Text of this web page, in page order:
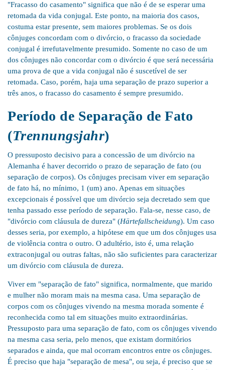
"Fracasso do casamento" significa que não é de se esperar uma
retomada da vida conjugal. Este ponto, na maioria dos casos,
costuma estar presente, sem maiores problemas. Se os dois
cônjuges concordam com o divórcio, o fracasso da sociedade
conjugal é irrefutavelmente presumido. Somente no caso de um
dos cônjuges não concordar com o divórcio é que será necessária
uma prova de que a vida conjugal não é suscetível de ser
retomada. Caso, porém, haja uma separação de prazo superior a
três anos, o fracasso do casamento é sempre presumido.
Período de Separação de Fato
(Trennungsjahr)
O pressuposto decisivo para a concessão de um divórcio na
Alemanha é haver decorrido o prazo de separação de fato (ou
separação de corpos). Os cônjuges precisam viver em separação
de fato há, no mínimo, 1 (um) ano. Apenas em situações
excepcionais é possível que um divórcio seja decretado sem que
tenha passado esse período de separação. Fala-se, nesse caso, de
"divórcio com cláusula de dureza" (Härtefallscheidung). Um caso
desses seria, por exemplo, a hipótese em que um dos cônjuges usa
de violência contra o outro. O adultério, isto é, uma relação
extraconjugal ou outras faltas, não são suficientes para caracterizar
um divórcio com cláusula de dureza.
Viver em "separação de fato" significa, normalmente, que marido
e mulher não moram mais na mesma casa. Uma separação de
corpos com os cônjuges vivendo na mesma morada somente é
reconhecida como tal em situações muito extraordinárias.
Pressuposto para uma separação de fato, com os cônjuges vivendo
na mesma casa seria, pelo menos, que existam dormitórios
separados e ainda, que mal ocorram encontros entre os cônjuges.
É preciso que haja "separação de mesa", ou seja, é preciso que se